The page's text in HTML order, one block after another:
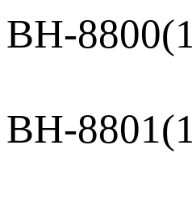
BH-
BH-